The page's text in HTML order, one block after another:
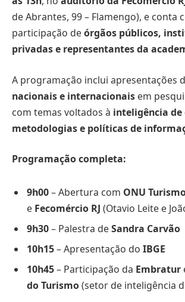
de Abrantes, 99 – Flamengo), e conta
participação deórgãos públicos,
privadas e representantes da
A programação inclui apresentações
nacionais e internacionais em
com temas voltados à inteligência de
metodologias e políticas de
Programação completa:
9h00– Abertura com ONU
e Fecomércio RJ (Otavio Leite e
9h30– Palestra deSandra Carvão
10h15– Apresentação do IBGE
10h45– Participação da Embratur
do Turismo(setor de inteligência